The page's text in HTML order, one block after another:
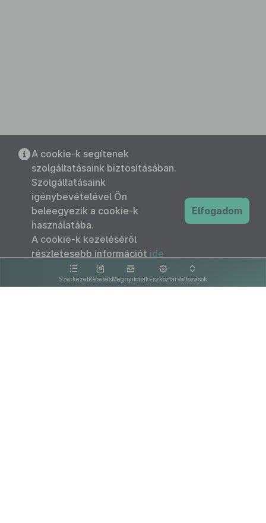
SzerkezetKeresésMegnyitottakEszköztárVáltozások
A cookie-k segítenek
szolgáltatásaink biztosításában.
Szolgáltatásaink
igénybevételével Ön
beleegyezik a cookie-k
használatába.
A cookie-k kezeléséről
részletesebb információt ide
kattintva olvashat.
Elfogadom